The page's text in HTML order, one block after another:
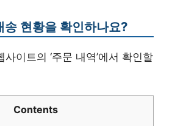
송 현황을 확인하나요?
이트의 ‘주문 내역’에서 확인할
Contents